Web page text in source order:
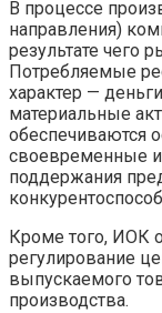
В процессе
направления)
результате чего
Потребляемые
характер —
материальные
обеспечиваются
своевременные
поддержания
Кроме того, ИОК
регулирование
выпускаемого
производства.